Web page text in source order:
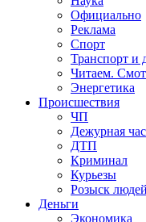
Официально
Реклама
Спорт
Транспорт и
Читаем.
Энергетика
Происшествия
ЧП
Дежурная
ДТП
Криминал
Курьезы
Розыск людей
Деньги
Экономика